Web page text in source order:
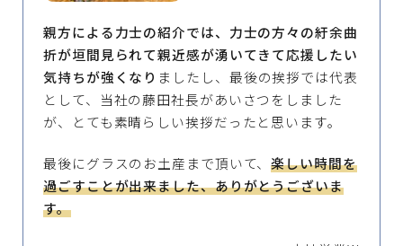
親方による力士の紹介では、力士の方々の紆余曲
折が垣間見られて親近感が湧いてきて応援したい
気持ちが強くなり ましたし、最後の挨拶では代表
として、当社の藤田社長があいさつをしました
が、とても素晴らしい挨拶だったと思います。
最後にグラスのお土産まで頂いて、楽しい時間を
過ごすことが出来ました、ありがとうございま
す。